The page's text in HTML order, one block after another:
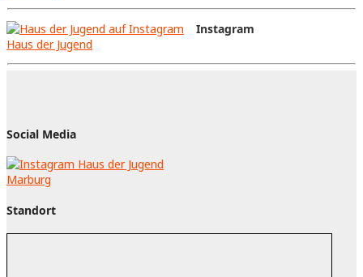
Instagram
Haus der Jugend
Social Media
Standort